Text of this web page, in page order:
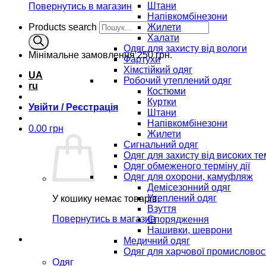
Повернутись в магазин
Products search
Мінімальне замовлення250 грн.
UA
ru
Увійти / Реєстрація
0.00 грн
У кошику немає товарів.
Повернутись в магазин
Штани
Напівкомбінезони
Жилети
Халати
Одяг для захисту від вологи
Фартухи
Хімстійкий одяг
Робочий утеплений одяг
Костюми
Куртки
Штани
Напівкомбінезони
Жилети
Сигнальний одяг
Одяг для захисту від високих
Одяг обмеженого терміну дії
Одяг для охорони, камуфляж
Демісезонний одяг
Утеплений одяг
Взуття
Спорядження
Нашивки, шеврони
Медичний одяг
Одяг для харчової
Одяг